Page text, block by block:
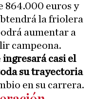
864.000 euros y
la friolera
aumentar a
campeona.
ingresará casi el
su trayectoria
en su carrera.